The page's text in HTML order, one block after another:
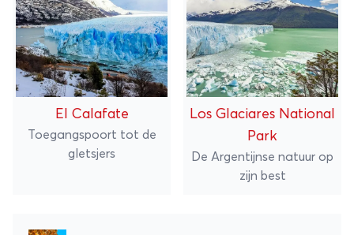
El Calafate
Toegangspoort tot de
gletsjers
Los Glaciares National
Park
De Argentijnse natuur op
zijn best